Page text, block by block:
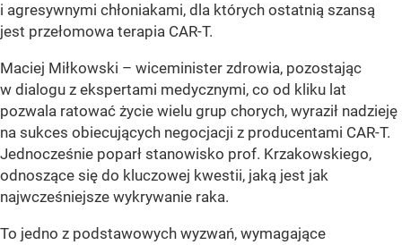
i agresywnymi chłoniakami, dla których ostatnią szansą
jest przełomowa terapia CAR-T.
Maciej Miłkowski – wiceminister zdrowia, pozostając
w dialogu z ekspertami medycznymi, co od kliku lat
pozwala ratować życie wielu grup chorych, wyraził nadzieję
na sukces obiecujących negocjacji z producentami CAR-T.
Jednocześnie poparł stanowisko prof. Krzakowskiego,
odnoszące się do kluczowej kwestii, jaką jest jak
najwcześniejsze wykrywanie raka.
To jedno z podstawowych wyzwań, wymagające